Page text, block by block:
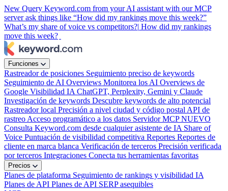
New Query Keyword.com from your AI assistant with our MCP
server ask things like “How did my rankings move this week?”
What’s my share of voice vs competitors?| How did my rankings
move this week?
Funciones
Rastreador de posiciones Seguimiento preciso de keywords
Seguimiento de AI Overviews Monitorea los AI Overviews de
Google Visibilidad IA ChatGPT, Perplexity, Gemini y Claude
Investigación de keywords Descubre keywords de alto potencial
Rastreador local Precisión a nivel ciudad y código postal API de
rastreo Acceso programático a los datos Servidor MCPNUEVO
Consulta Keyword.com desde cualquier asistente de IA Share of
Voice Puntuación de visibilidad competitiva Reportes Reportes de
cliente en marca blanca Verificación de terceros Precisión verificada
por terceros Integraciones Conecta tus herramientas favoritas
Precios
Planes de plataforma Seguimiento de rankings y visibilidad IA
Planes de API Planes de API SERP asequibles